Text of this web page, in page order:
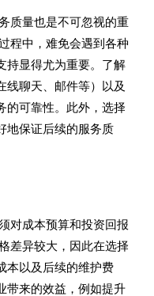
质量也是不可忽视的重
程中，难免会遇到各种
持显得尤为重要。了解
线聊天、邮件等）以及
的可靠性。此外，选择
地保证后续的服务质
对成本预算和投资回报
差异较大，因此在选择
本以及后续的维护费
带来的效益，例如提升